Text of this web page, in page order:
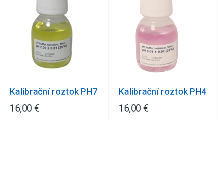
Kalibrační roztok PH7
16,00 €
Kalibrační roztok PH4
16,00 €